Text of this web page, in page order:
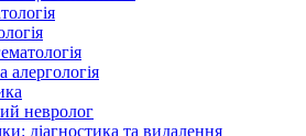
алергологія
невролог
діагностика та видалення